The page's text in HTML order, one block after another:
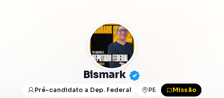
Bismark
Pré-candidato a Dep. Federal PE Missão